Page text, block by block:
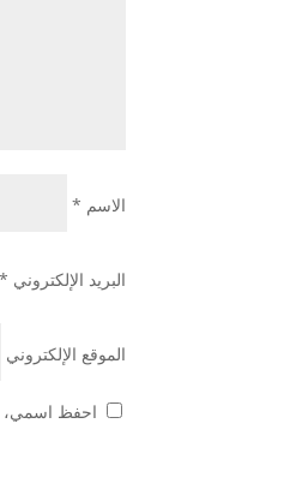
الاسم *
البريد الإلكتروني *
الموقع الإلكتروني
احفظ اسمي،